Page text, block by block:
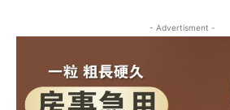
- Advertisment -